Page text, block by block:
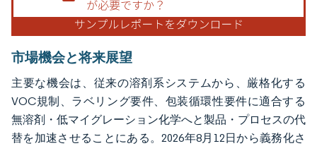
市場機会と将来展望
主要な機会は、従来の溶剤系システムから、厳格化する
VOC規制、ラベリング要件、包装循環性要件に適合する
無溶剤・低マイグレーション化学へと製品・プロセスの代
替を加速させることにある。2026年8月12日から義務化さ